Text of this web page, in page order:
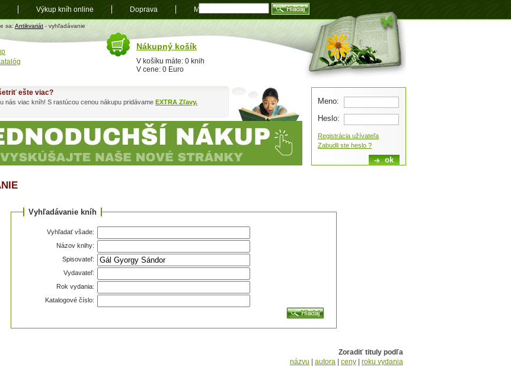
sa: Antikvariát - vyhľadávanie
Vyhľadávanie kníh
Vyhľadať všade:
Názov knihy:
Spisovateľ:
Vydavateľ:
Rok vydania:
Katalogové číslo:
Zoradiť tituly podľa
názvu
autora ceny roku vydania
ešte viac?
nás viac kníh! S rastúcou cenou nákupu pridávame EXTRA Zľavy.
Meno:
Heslo:
Registrácia užívateľa
Zabudli ste heslo ?
Nákupný košík
V košíku máte: 0 knih
V cene: 0 Euro
Výkup kníh online Doprava Mapa